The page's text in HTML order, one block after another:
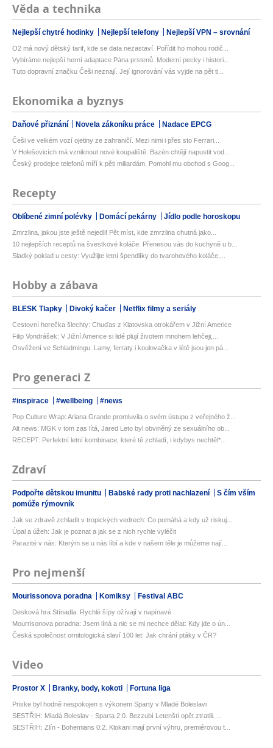
Věda a technika
Nejlepší chytré hodinky Nejlepší telefony Nejlepší VPN – srovnání
O2 má nový dětský tarif, kde se data nezastaví. Pořídit ho mohou rodič...
Vybíráme nejlepší herní adaptace Pána prstenů. Moderní pecky i histori...
Tuto dopravní značku Češi neznají. Její ignorování vás vyjde na pět ti...
Ekonomika a byznys
Daňové přiznání Novela zákoníku práce Nadace EPCG
Češi ve velkém vozí ojetiny ze zahraničí. Mezi nimi i přes sto Ferrari...
V Holešovicích má vzniknout nové koupaliště. Bazén chtějí napustit vod...
Český prodejce telefonů míří k pěti miliardám. Pomohl mu obchod s Goog...
Recepty
Oblíbené zimní polévky Domácí pekárny Jídlo podle horoskopu
Zmrzlina, jakou jste ještě nejedli! Pět míst, kde zmrzlina chutná jako...
10 nejlepších receptů na švestkové koláče: Přenesou vás do kuchyně u b...
Sladký poklad u cesty: Využijte letní špendlíky do tvarohového koláče,...
Hobby a zábava
BLESK Tlapky Divoký kačer Netflix filmy a seriály
Cestovní horečka šlechty: Chuďas z Klatovska otrokářem v Jižní Americe
Filip Vondrášek: V Jižní Americe si lidé plují životem mnohem lehčeji,...
Osvěžení ve Schladmingu: Lamy, ferraty i koulovačka v létě jsou jen pá...
Pro generaci Z
#inspirace #wellbeing #news
Pop Culture Wrap: Ariana Grande promluvila o svém ústupu z veřejného ž...
Alt news: MGK v tom zas lítá, Jared Leto byl obviněný ze sexuálního ob...
RECEPT: Perfektní letní kombinace, které tě zchladí, i kdybys nechtěl*...
Zdraví
Podpořte dětskou imunitu Babské rady proti nachlazení
S čím vším
pomůže rýmovník
Jak se zdravě zchladit v tropických vedrech: Co pomáhá a kdy už riskuj...
Úpal a úžeh: Jak je poznat a jak se z nich rychle vyléčit
Parazité v nás: Kterým se u nás líbí a kde v našem těle je můžeme nají...
Pro nejmenší
Mourissonova poradna Komiksy Festival ABC
Desková hra Stínadla: Rychlé šípy ožívají v napínavé
Mourrisonova poradna: Jsem líná a nic se mi nechce dělat: Kdy jde o ún...
Česká společnost ornitologická slaví 100 let: Jak chrání ptáky v ČR?
Video
Prostor X Branky, body, kokoti Fortuna liga
Priske byl hodně nespokojen s výkonem Sparty v Mladé Boleslavi
SESTŘIH: Mladá Boleslav - Sparta 2:0. Bezzubí Letenští opět ztratili. ...
SESTŘIH: Zlín - Bohemians 0:2. Klokani mají první výhru, premiérovou t...